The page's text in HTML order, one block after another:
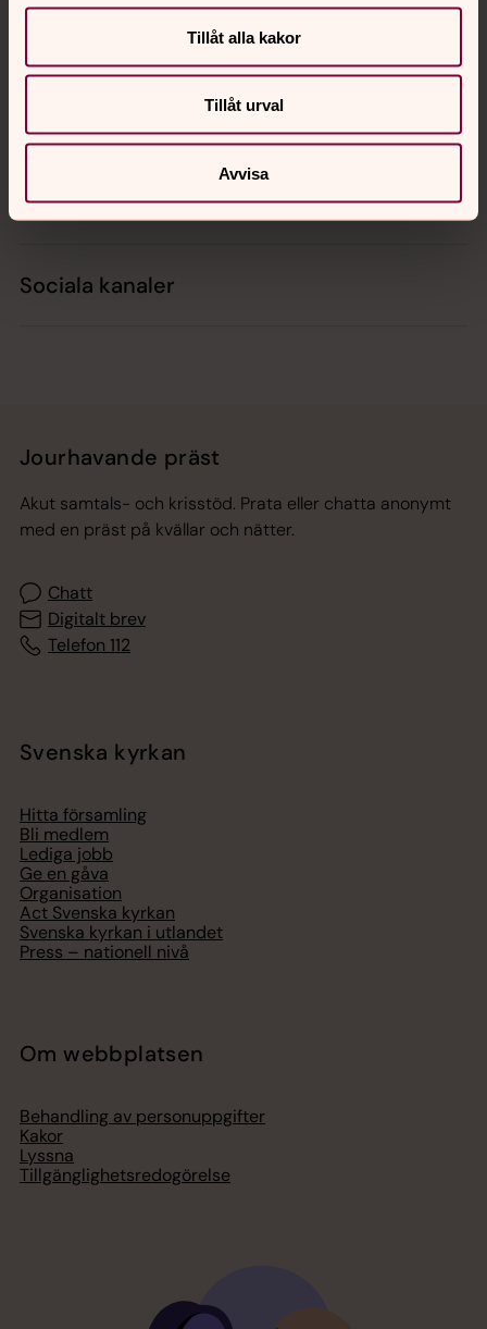
Tillåt alla kakor
Tillåt urval
Avvisa
Hitta snabbt
Sociala kanaler
Jourhavande präst
Akut samtals- och krisstöd. Prata eller chatta anonymt
med en präst på kvällar och nätter.
Chatt
Digitalt brev
Telefon 112
Svenska kyrkan
Hitta församling
Bli medlem
Lediga jobb
Ge en gåva
Organisation
Act Svenska kyrkan
Svenska kyrkan i utlandet
Press – nationell nivå
Om webbplatsen
Behandling av personuppgifter
Kakor
Lyssna
Tillgänglighetsredogörelse